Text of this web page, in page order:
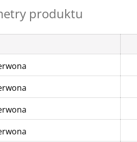
produktu